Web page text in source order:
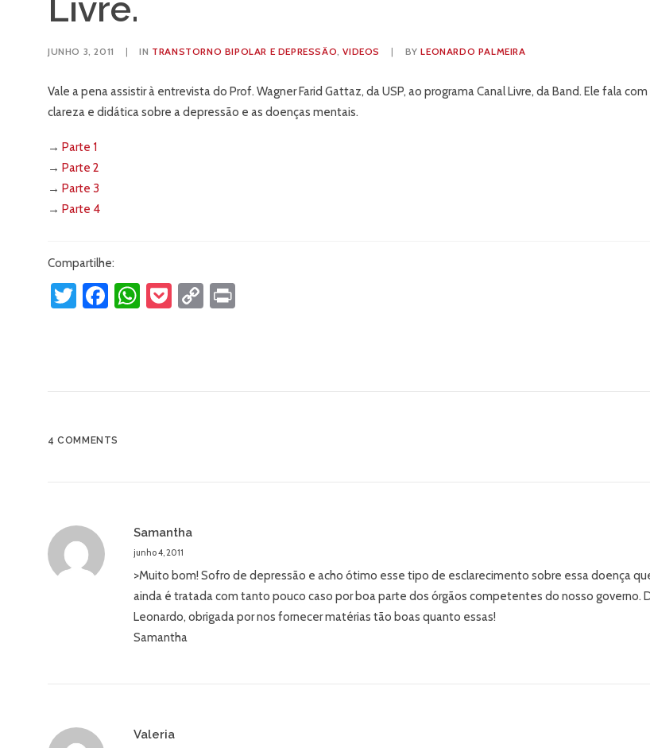
Livre.
JUNHO 3, 2011 | IN TRANSTORNO BIPOLAR E DEPRESSÃO,VIDEOS | BYLEONARDO PALMEIRA
Vale a pena assistir à entrevista do Prof. Wagner Farid Gattaz, da USP, ao programa Canal Livre, da Band. Ele fala
clareza e didática sobre a depressão e as doenças mentais.
→ Parte 1
→ Parte 2
→ Parte 3
→ Parte 4
Compartilhe:
Twitter
Facebook
WhatsApp
Pocket
Copy
4 COMMENTS
Samantha
junho 4, 2011
>Muito bom! Sofro de depressão e acho ótimo esse tipo de esclarecimento sobre essa doença
ainda é tratada com tanto pouco caso por boa parte dos órgãos competentes do nosso governo.
Leonardo, obrigada por nos fornecer matérias tão boas quanto essas!
Samantha
Valeria